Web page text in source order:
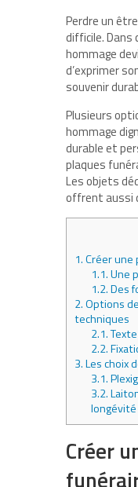
Perdre un
difficile. Dans
hommage
d’exprimer
souvenir
Plusieurs
hommage
durable et
plaques
Les objets
offrent aussi
1.Créer une
1.1.Une
1.2.Des
2.Options
techniques
2.1.
2.2.
3.Les choix
3.1.
3.2.
longévité
Créer